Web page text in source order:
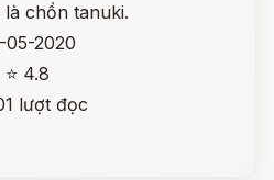
chồn tanuki.
05-2020
⭐ 4.8
lượt đọc